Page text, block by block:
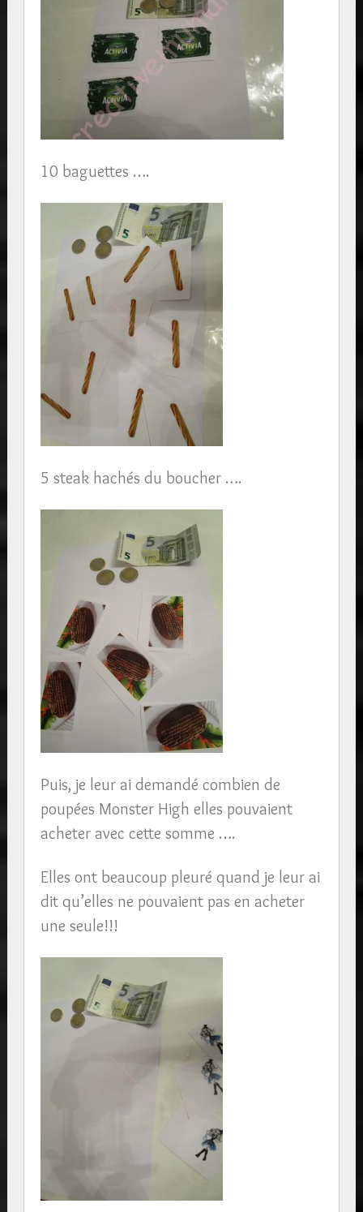
10 baguettes ….
5 steak hachés du boucher ….
Puis, je leur ai demandé combien de
poupées Monster High elles pouvaient
acheter avec cette somme ….
Elles ont beaucoup pleuré quand je leur ai
dit qu’elles ne pouvaient pas en acheter
une seule!!!